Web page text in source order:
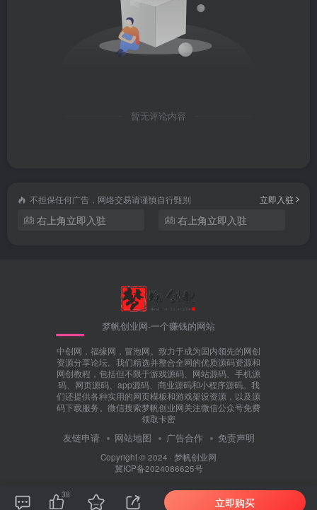
暂无评论内容
不担保任何广告，网络交易请谨慎自行甄别 立即入驻
右上角立即入驻 右上角立即入驻
梦帆创业网-一个赚钱的网站
中创网，福缘网，冒泡网。致力于成为国内领先的网创
资源分享论坛。我们精选并整合全网的优质源码资源和
网创教程，包括但不限于游戏源码、网站源码、手机源
码、网页源码、app源码、商业源码和小程序源码。我
们还提供各种实用的网页模板和游戏架设资源，以及源
码下载服务。微信搜索梦帆创业网关注微信公众号免费
领取卡密
友链申请 网站地图 广告合作 免责声明
Copyright © 2024 · 梦帆创业网
冀ICP备2024086625号
38
立即购买